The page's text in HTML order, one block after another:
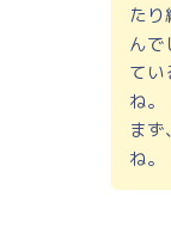
たり
んで
てい
ね。
ま
ね。